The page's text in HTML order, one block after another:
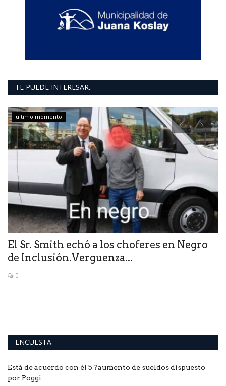
TE PUEDE INTERESAR..
ultimo momento
El Sr. Smith echó a los choferes en Negro
de Inclusión.Verguenza...
0
ENCUESTA
Está de acuerdo con él 5 ?aumento de sueldos dispuesto
por Poggi